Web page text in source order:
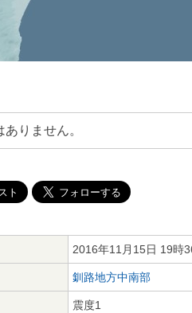
りません。
2016年11月15日 19時
釧路地方中南部
震度1